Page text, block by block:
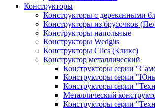
Конструкторы
Конструкторы с деревянными
Конструкторы из брусочков
Конструкторы напольные
Конструкторы Wedgits
Конструкторы Clics (Кликс)
Конструктор металлический
Конструкторы серии
Конструкторы серии
Конструкторы серии
Металлический
Конструкторы серии